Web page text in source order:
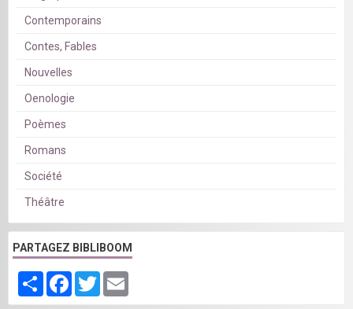
Contemporains
Contes, Fables
Nouvelles
Oenologie
Poèmes
Romans
Société
Théâtre
PARTAGEZ BIBLIBOOM
PartagerFacebook
Twitter